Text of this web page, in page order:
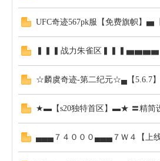
UFC奇迹567pk服【免费旗帜】
▍▍▍战力朱雀区▍▍▍▅▅▅▅
☆麟虞奇迹-第二纪元☆▄【5.6.7
★▬【s20独特首区】▬★ 〓精简
▄▄▄７４０００▄▄▄７Ｗ４【上线